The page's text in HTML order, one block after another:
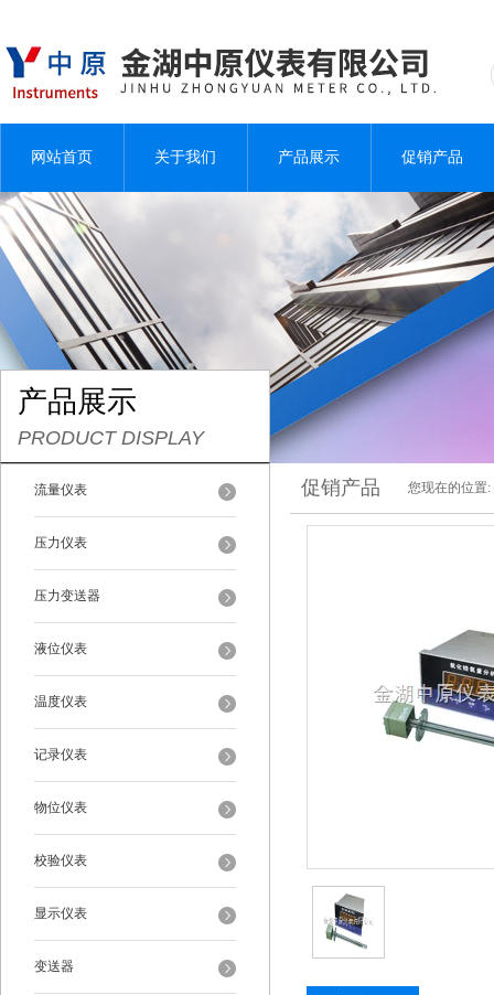
网站首页 关于我们 产品展示 促销产品
产品展示
PRODUCT DISPLAY
流量仪表
压力仪表
压力变送器
液位仪表
温度仪表
记录仪表
物位仪表
校验仪表
显示仪表
变送器
促销产品 您现在的位置: